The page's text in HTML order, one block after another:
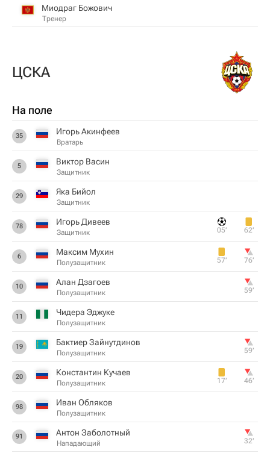
Миодраг Божович
Тренер
ЦСКА
На поле
35 Игорь Акинфеев
Вратарь
5 Виктор Васин
Защитник
29 Яка Бийол
Защитник
78 Игорь Дивеев
Защитник 05‎’‎ 62‎’‎
6 Максим Мухин
Полузащитник 57‎’‎ 76‎’‎
10 Алан Дзагоев
Полузащитник 59‎’‎
11 Чидера Эджуке
Полузащитник
19 Бактиер Зайнутдинов
Полузащитник 59‎’‎
20 Константин Кучаев
Полузащитник 17‎’‎ 46‎’‎
98 Иван Обляков
Полузащитник
91 Антон Заболотный
Нападающий 32‎’‎